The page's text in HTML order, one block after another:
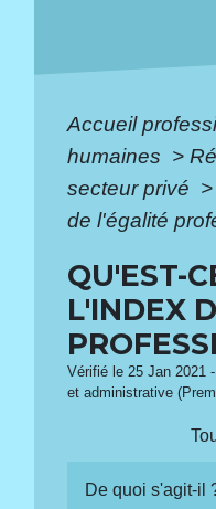
Accueil
humaines >
secteur privé >
de l'égalité
QU'EST-
L'INDEX
Vérifié le 25 Jan 2021
et administrative
De quoi s'agit-il